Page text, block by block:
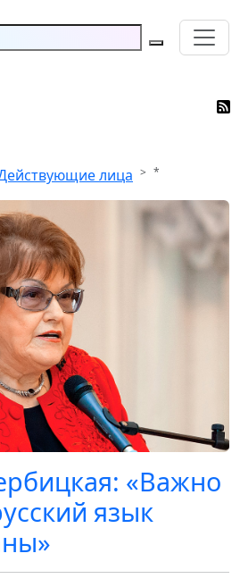
лица *
«Важно
язык